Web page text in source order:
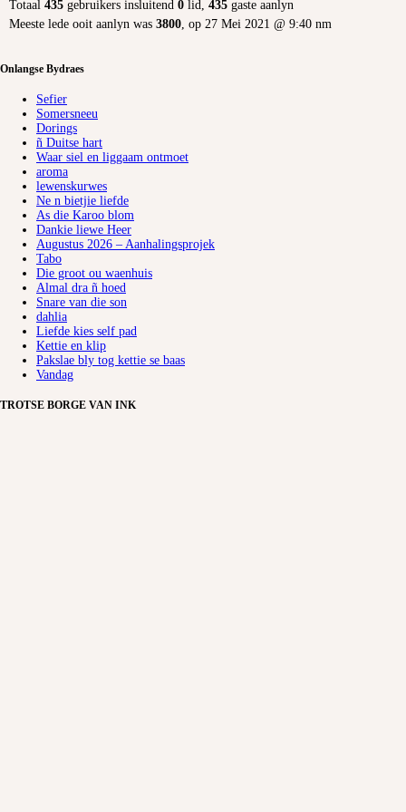
Totaal 435 gebruikers insluitend 0 lid, 435 gaste aanlyn
Meeste lede ooit aanlyn was 3800, op 27 Mei 2021 @ 9:40 nm
Onlangse Bydraes
Sefier
Somersneeu
Dorings
ñ Duitse hart
Waar siel en liggaam ontmoet
aroma
lewenskurwes
Ne n bietjie liefde
As die Karoo blom
Dankie liewe Heer
Augustus 2026 – Aanhalingsprojek
Tabo
Die groot ou waenhuis
Almal dra ñ hoed
Snare van die son
dahlia
Liefde kies self pad
Kettie en klip
Pakslae bly tog kettie se baas
Vandag
TROTSE BORGE VAN INK